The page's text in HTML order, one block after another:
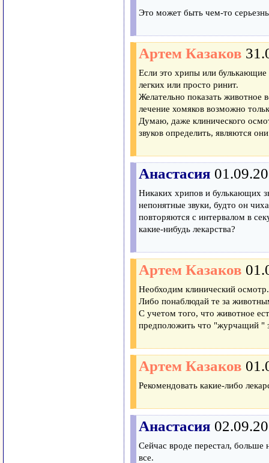
Это может быть чем-то
Артем Казаков
Если это хрипы или булькающие
легких или просто ринит.
Желательно показать животное
лечение хомяков возможно
Думаю, даже клинического
звуков определить, являются
Анастасия
Никаких хрипов и булькающих
непонятные звуки, будто он
повторяются с интервалом в
какие-нибудь лекарства?
Артем Казаков
Необходим клинический осмотр.
Либо понаблюдай те за
С учетом того, что животное
предположить что "журчащий "
Артем Казаков
Рекомендовать какие-либо
Анастасия
Сейчас вроде перестал, больше
все.